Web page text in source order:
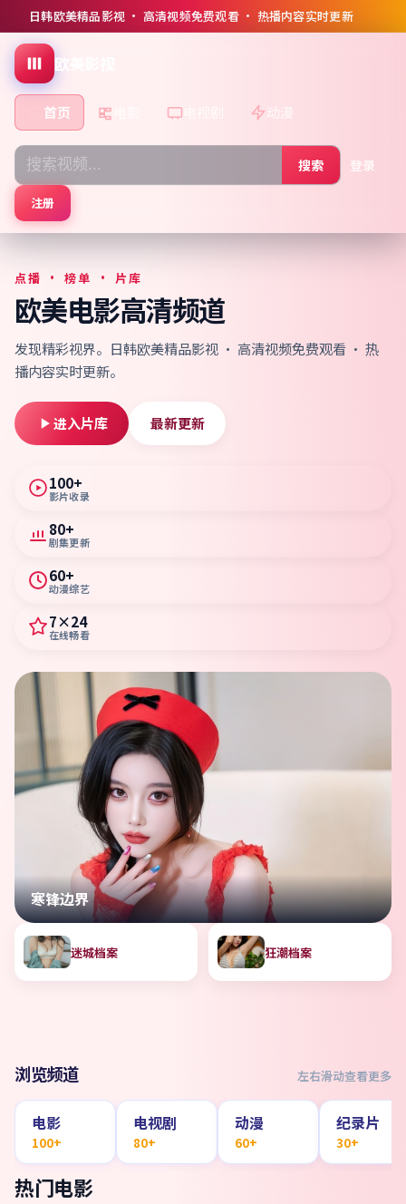
日韩欧美精品影视 · 高清视频免费观看 · 热播内容实时更新
欧美影视
首页 动漫
搜索 登录
注册
寒锋边界
迷城档案 狂潮档案
点播 · 榜单 · 片库
欧美电影高清频道
发现精彩视界。日韩欧美精品影视 · 高清视频免费观看 · 热
播内容实时更新。
进入片库 最新更新
100+
影片收录
80+
剧集更新
60+
动漫综艺
7×24
在线畅看
浏览频道 左右滑动查看更多
电影
100+
电视剧
80+
动漫
60+
纪录片
30+
热门电影